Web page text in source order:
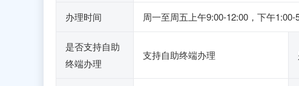
办理时间 周一至周五上午9:00-12:00，下午1:00-
是否支持自助
终端办理
支持自助终端办理